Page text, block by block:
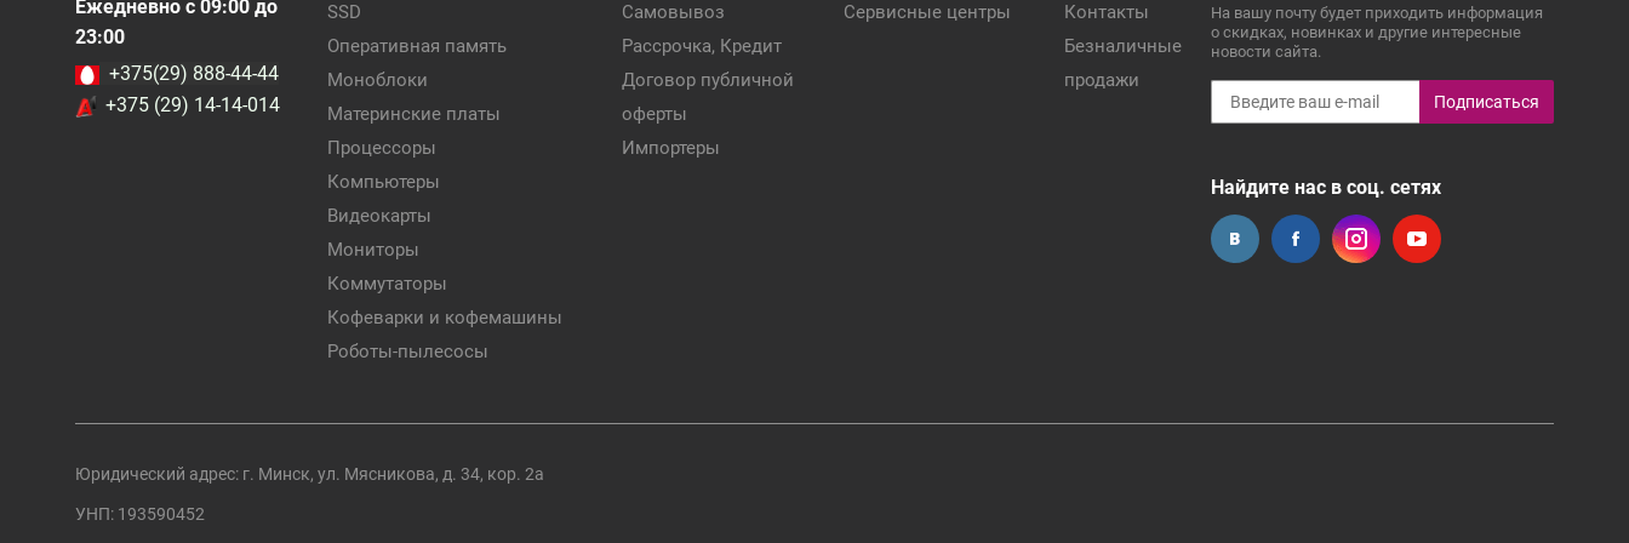
Ежедневно с 09:00 до
23:00
+375(29) 888-44-44
+375 (29) 14-14-014
SSD
Оперативная память
Моноблоки
Материнские платы
Процессоры
Компьютеры
Видеокарты
Мониторы
Коммутаторы
Кофеварки и кофемашины
Роботы-пылесосы
Самовывоз
Рассрочка, Кредит
Договор публичной
оферты
Импортеры
Сервисные центры
Контакты
Безналичные
продажи
На вашу почту будет приходить информация
о скидках, новинках и другие интересные
новости сайта.
Подписаться
Найдите нас в соц. сетях
Юридический адрес: г. Минск, ул. Мясникова, д. 34, кор. 2а
УНП: 193590452